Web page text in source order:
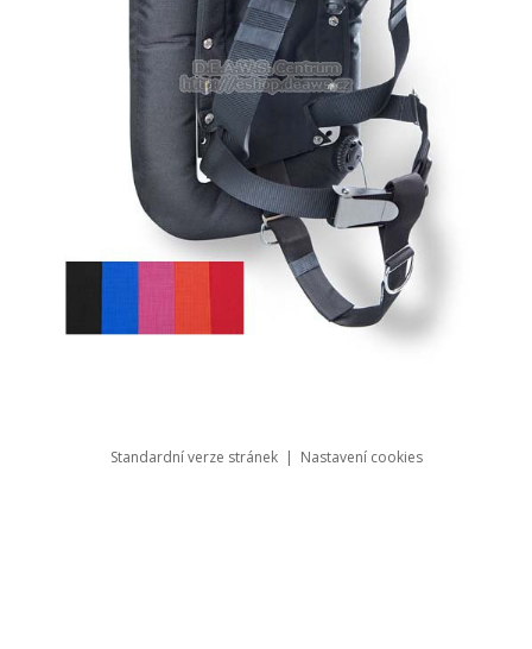
Standardní verze stránek| Nastavení cookies